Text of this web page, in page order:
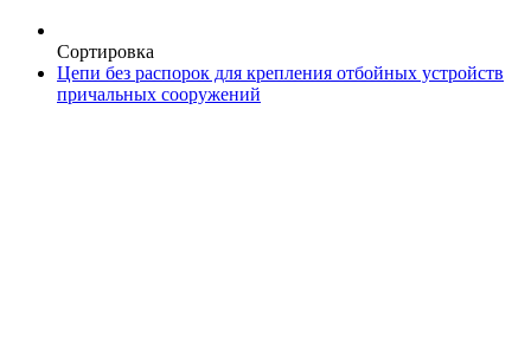
Сортировка
Цепи без распорок для крепления отбойных устройств
причальных сооружений